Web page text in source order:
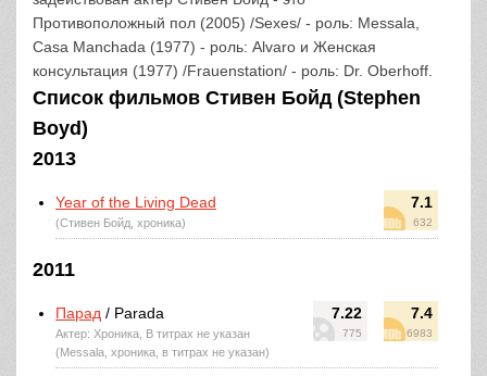
Противоположный пол (2005) /Sexes/ - роль: Messala,
Casa Manchada (1977) - роль: Alvaro и Женская
консультация (1977) /Frauenstation/ - роль: Dr. Oberhoff.
Список фильмов Стивен Бойд (Stephen
Boyd)
2013
7.1
632
Year of the Living Dead
(Стивен Бойд, хроника)
2011
7.22
775
7.4
6983
Парад / Parada
Актер: Хроника, В титрах не указан
(Messala, хроника, в титрах не указан)